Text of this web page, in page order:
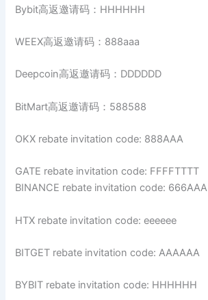
Bybit高返邀请码：HHHHHH
WEEX高返邀请码：888aaa
Deepcoin高返邀请码：DDDDDD
BitMart高返邀请码：588588
OKX rebate invitation code: 888AAA
GATE rebate invitation code: FFFFTTTT
BINANCE rebate invitation code: 666AAA
HTX rebate invitation code: eeeeee
BITGET rebate invitation code: AAAAAA
BYBIT rebate invitation code: HHHHHH